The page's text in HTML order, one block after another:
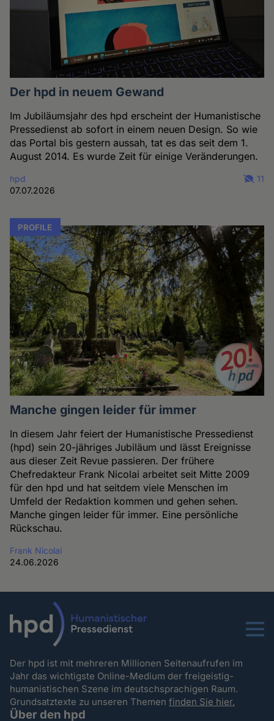
Der hpd in neuem Gewand
Im Jubiläumsjahr des hpd erscheint der Humanistische
Pressedienst ab sofort in einem neuen Design. So wie
das Portal bis gestern aussah, tat es das seit dem 1.
August 2014. Es wurde Zeit für einige Veränderungen.
hpd
07.07.2026
11
PROFILE
Manche gingen leider für immer
In diesem Jahr feiert der Humanistische Pressedienst
(hpd) sein 20-jähriges Jubiläum und lässt Ereignisse
aus dieser Zeit Revue passieren. Der frühere
Chefredakteur Frank Nicolai arbeitet seit Mitte 2009
für den hpd und hat seitdem viele Menschen im
Umfeld der Redaktion kommen und gehen sehen.
Manche gingen leider für immer. Eine persönliche
Rückschau.
Frank Nicolai
24.06.2026
Menu
Der hpd ist mit mehreren Millionen Seitenaufrufen im
Jahr das wichtigste Online-Medium der freigeistig-
humanistischen Szene im deutschsprachigen Raum.
Grundsatztexte zu unseren Themenfinden Sie hier.
Über den hpd